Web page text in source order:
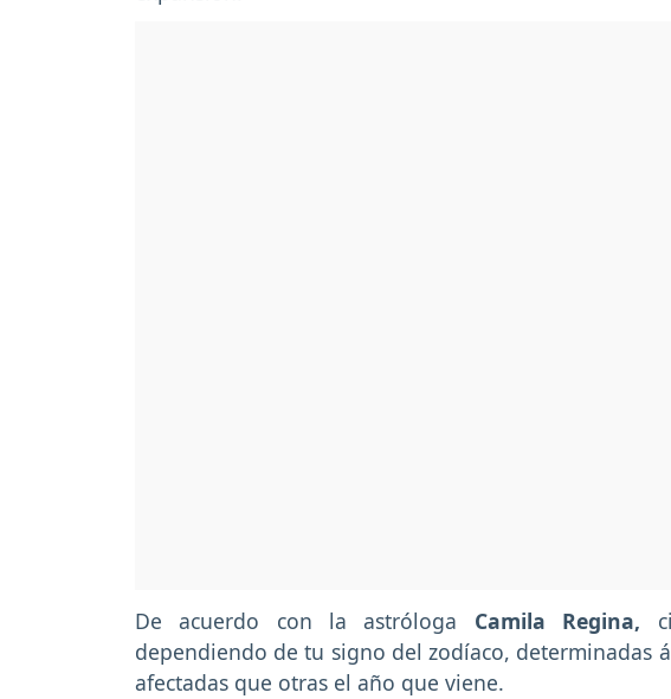
De acuerdo con la astróloga Camila Regina,
dependiendo de tu signo del zodíaco, determinadas
afectadas que otras el año que viene.